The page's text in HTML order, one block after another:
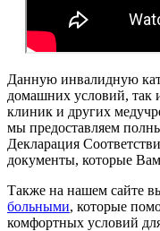
Данную инвалидную
домашних условий, так
клиник и других
мы предоставляем
Декларация
документы, которые
Также на нашем сайте
больными, которые
комфортных условий